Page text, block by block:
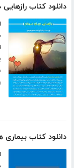
دانلود کتاب رازهایی
دانلود کتاب